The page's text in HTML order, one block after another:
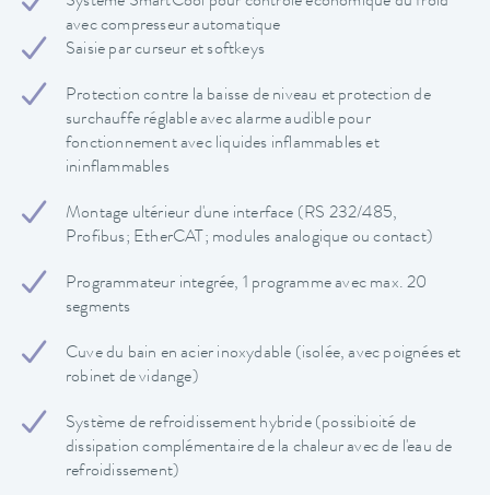
avec compresseur automatique
Saisie par curseur et softkeys
Protection contre la baisse de niveau et protection de
surchauffe réglable avec alarme audible pour
fonctionnement avec liquides inflammables et
ininflammables
Montage ultérieur d'une interface (RS 232/485,
Profibus; EtherCAT; modules analogique ou contact)
Programmateur integrée, 1 programme avec max. 20
segments
Cuve du bain en acier inoxydable (isolée, avec poignées et
robinet de vidange)
Système de refroidissement hybride (possibioité de
dissipation complémentaire de la chaleur avec de l'eau de
refroidissement)